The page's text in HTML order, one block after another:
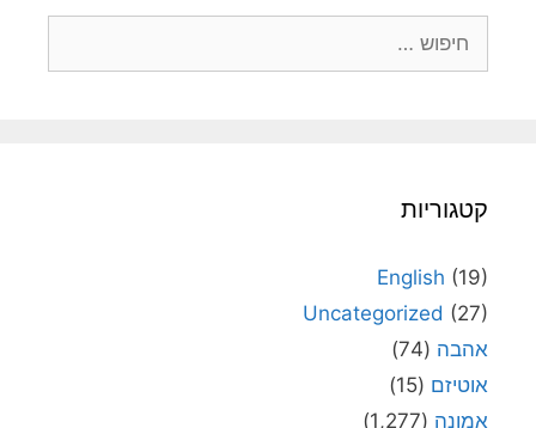
קטגוריות
English (19)
Uncategorized (27)
אהבה (74)
אוטיזם (15)
אמונה (1,277)